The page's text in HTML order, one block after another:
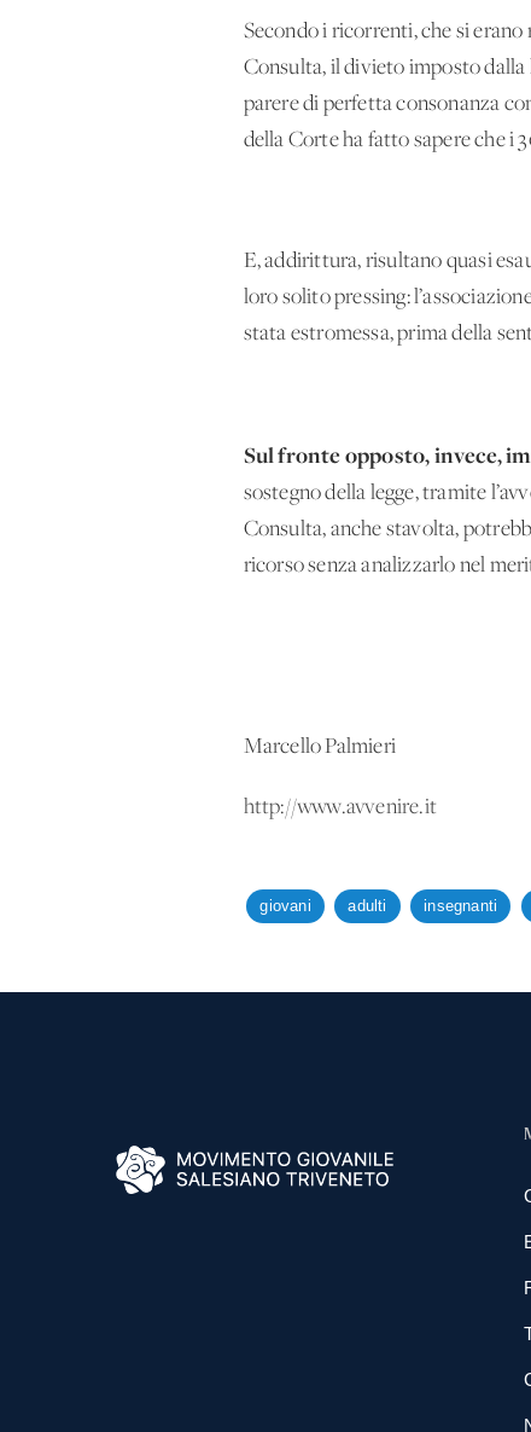
Secondo i ricorrenti, che si
Consulta, il divieto imposto
parere di perfetta consonanza
della Corte ha fatto sapere che i
E, addirittura, risultano quasi
loro solito pressing:
stata estromessa, prima della
Sul fronte opposto, invece,
sostegno della legge, tramite
Consulta, anche stavolta,
ricorso senza analizzarlo nel
Marcello Palmieri
http://www.avvenire.it
giovani adulti insegnanti